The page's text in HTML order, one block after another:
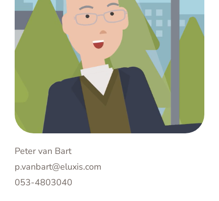
Peter van Bart
p.vanbart@eluxis.com
053-4803040